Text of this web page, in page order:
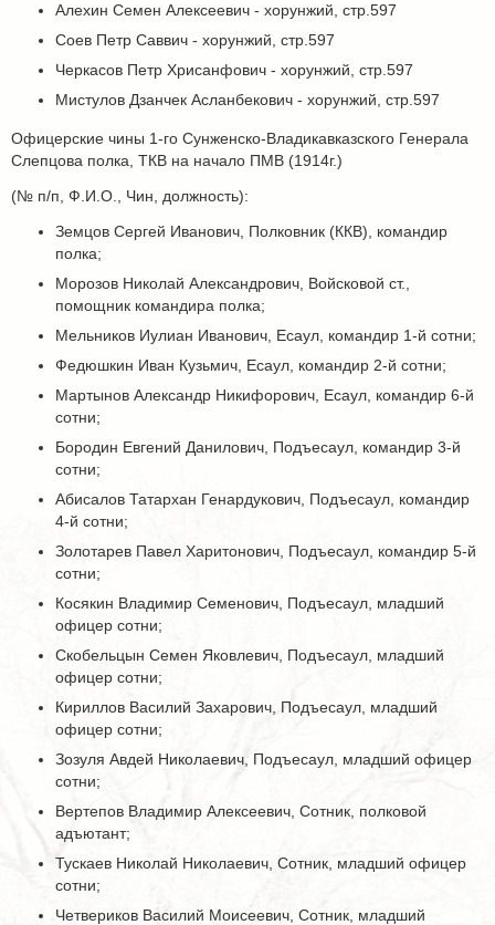
Алехин Семен Алексеевич - хорунжий, стр.597
Соев Петр Саввич - хорунжий, стр.597
Черкасов Петр Хрисанфович - хорунжий, стр.597
Мистулов Дзанчек Асланбекович - хорунжий, стр.597
Офицерские чины 1-го Сунженско-Владикавказского Генерала
Слепцова полка, ТКВ на начало ПМВ (1914г.)
(№ п/п, Ф.И.О., Чин, должность):
Земцов Сергей Иванович, Полковник (ККВ), командир
полка;
Морозов Николай Александрович, Войсковой ст.,
помощник командира полка;
Мельников Иулиан Иванович, Есаул, командир 1-й сотни;
Федюшкин Иван Кузьмич, Есаул, командир 2-й сотни;
Мартынов Александр Никифорович, Есаул, командир 6-й
сотни;
Бородин Евгений Данилович, Подъесаул, командир 3-й
сотни;
Абисалов Татархан Генардукович, Подъесаул, командир
4-й сотни;
Золотарев Павел Харитонович, Подъесаул, командир 5-й
сотни;
Косякин Владимир Семенович, Подъесаул, младший
офицер сотни;
Скобельцын Семен Яковлевич, Подъесаул, младший
офицер сотни;
Кириллов Василий Захарович, Подъесаул, младший
офицер сотни;
Зозуля Авдей Николаевич, Подъесаул, младший офицер
сотни;
Вертепов Владимир Алексеевич, Сотник, полковой
адъютант;
Тускаев Николай Николаевич, Сотник, младший офицер
сотни;
Четвериков Василий Моисеевич, Сотник, младший